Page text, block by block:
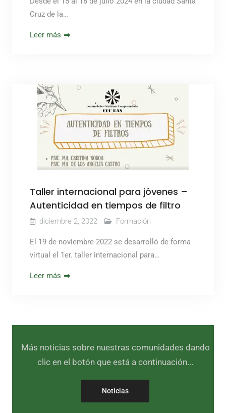
Cruz de la…
Leer más
Taller internacional para jóvenes –
Autenticidad en tiempos de filtro
diciembre 2, 2022 Formación
El 19 de noviembre 2022 se desarrolló de forma
virtual el 1er. taller internacional para…
Leer más
Más noticias sobre nuestras comunidades dando
clic en el botón que está a continuación...
Noticias